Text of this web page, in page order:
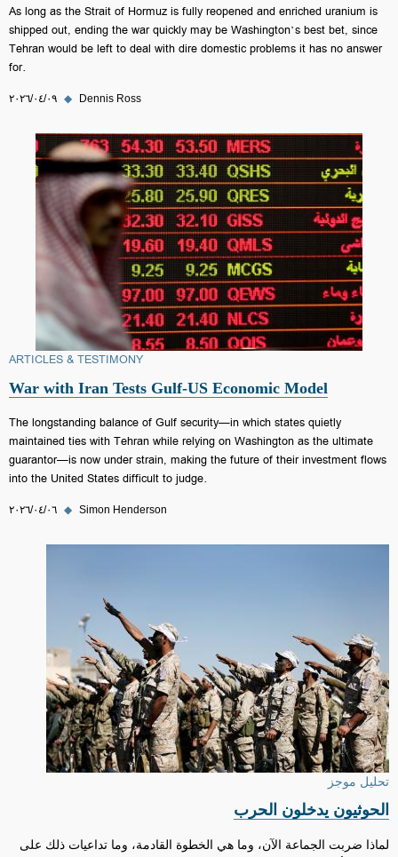
As long as the Strait of Hormuz is fully reopened and enriched uranium is
shipped out, ending the war quickly may be Washington’s best bet, since
Tehran would be left to deal with dire domestic problems it has no answer
for.
٠٩‏/٠٤‏/٢٠٢٦ ◆ Dennis Ross
ARTICLES & TESTIMONY
War with Iran Tests Gulf-US Economic Model
The longstanding balance of Gulf security—in which states quietly
maintained ties with Tehran while relying on Washington as the ultimate
guarantor—is now under strain, making the future of their investment flows
into the United States difficult to judge.
٠٦‏/٠٤‏/٢٠٢٦ ◆ Simon Henderson
تحليل موجز
الحوثيون يدخلون الحرب
لماذا ضربت الجماعة الآن، وما هي الخطوة القادمة، وما تداعيات ذلك على